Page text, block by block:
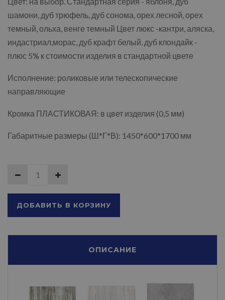
шамони, дуб трюфель, дуб сонома, орех лесной, орех
темный, ольха, венге темный Цвет люкс -кантри, аляска,
индастриал,морас, дуб крафт белый, дуб клондайк -
плюс 5% к стоимости изделия в стандартной цвете
Исполнение: роликовые или телескопические
направляющие
Кромка ПЛАСТИКОВАЯ: в цвет изделия (0,5 мм)
Габаритные размеры (Ш*Г*В): 1450*600*1700 мм
ДОБАВИТЬ В КОРЗИНУ
ОПИСАНИЕ